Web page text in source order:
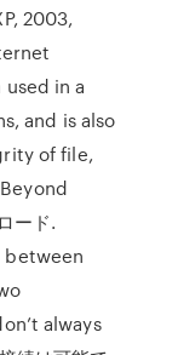
2003,
used in a
and is also
of file,
ード.
between
always